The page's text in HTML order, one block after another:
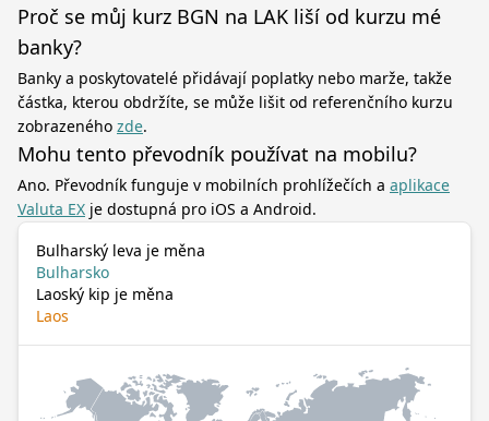
Proč se můj kurz BGN na LAK liší od kurzu mé
banky?
Banky a poskytovatelé přidávají poplatky nebo marže, takže
částka, kterou obdržíte, se může lišit od referenčního kurzu
zobrazeného zde.
Mohu tento převodník používat na mobilu?
Ano. Převodník funguje v mobilních prohlížečích a aplikace
Valuta EX je dostupná pro iOS a Android.
Bulharský leva je měna
Bulharsko
Laoský kip je měna
Laos